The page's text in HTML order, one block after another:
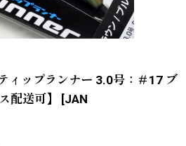
ィップランナー 3.0号：＃17 ブ
配送可】
[JAN